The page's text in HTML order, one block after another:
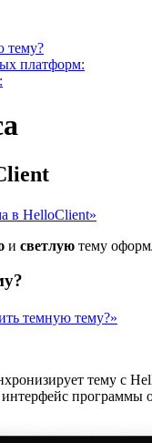
тему?
платформ:
в HelloClient»
и светлую тему
темную тему?»
тему с
программы